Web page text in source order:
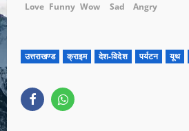
Love Funny Wow
Sad
Angry
उत्तराखण्ड क्राइम देश-विदेश पर्यटन यूथ